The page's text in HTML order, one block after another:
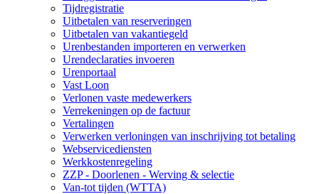
Tijdregistratie
Uitbetalen van reserveringen
Uitbetalen van vakantiegeld
Urenbestanden importeren en verwerken
Urendeclaraties invoeren
Urenportaal
Vast Loon
Verlonen vaste medewerkers
Verrekeningen op de factuur
Vertalingen
Verwerken verloningen van inschrijving tot betaling
Webservicediensten
Werkkostenregeling
ZZP - Doorlenen - Werving & selectie
Van-tot tijden (WTTA)